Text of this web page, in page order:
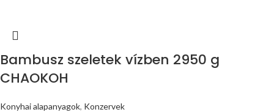
Bambusz szeletek vízben 2950 g
CHAOKOH
Konyhai alapanyagok, Konzervek